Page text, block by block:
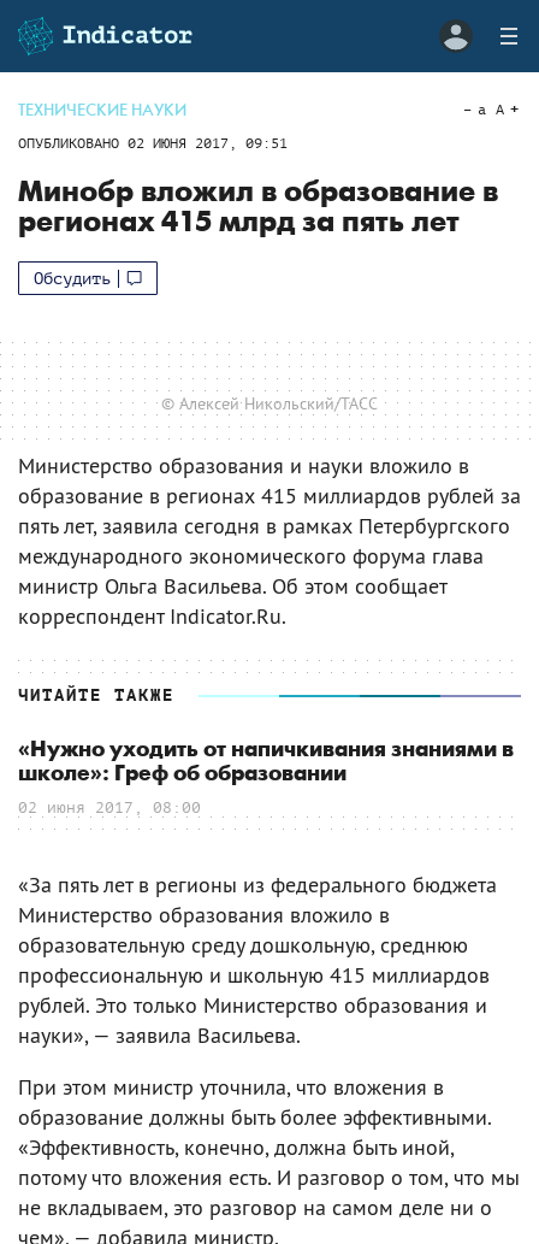
ТЕХНИЧЕСКИЕ НАУКИ
ОПУБЛИКОВАНО 02 ИЮНЯ 2017, 09:51
a A
Минобр вложил в образование в
регионах 415 млрд за пять лет
Обсудить
© Алексей Никольский/ТАСС
Министерство образования и науки вложило в
образование в регионах 415 миллиардов рублей за
пять лет, заявила сегодня в рамках Петербургского
международного экономического форума глава
министр Ольга Васильева. Об этом сообщает
корреспондент Indicator.Ru.
ЧИТАЙТЕ ТАКЖЕ
«Нужно уходить от напичкивания знаниями в
школе»: Греф об образовании
02 июня 2017, 08:00
«За пять лет в регионы из федерального бюджета
Министерство образования вложило в
образовательную среду дошкольную, среднюю
профессиональную и школьную 415 миллиардов
рублей. Это только Министерство образования и
науки», — заявила Васильева.
При этом министр уточнила, что вложения в
образование должны быть более эффективными.
«Эффективность, конечно, должна быть иной,
потому что вложения есть. И разговор о том, что мы
не вкладываем, это разговор на самом деле ни о
чем», — добавила министр.